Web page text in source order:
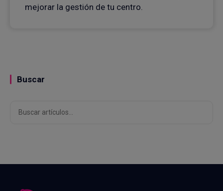
mejorar la gestión de tu centro.
Buscar